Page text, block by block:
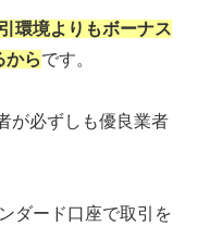
環境よりもボーナス
からです。
が必ずしも優良業者
ダード口座で取引を